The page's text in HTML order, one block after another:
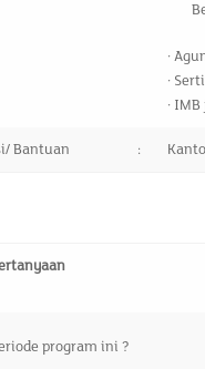
·
·
·
Bantuan :
program ini ?